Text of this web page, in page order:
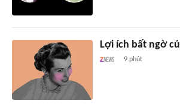
Lợi ích bất ngờ
9 phút